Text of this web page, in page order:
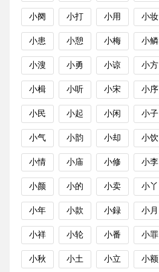
小阕 小打 小用 小妆
小患 小憩 小梅 小鳞
小溲 小勇 小谅 小方
小楫 小听 小宋 小序
小民 小起 小闲 小子
小气 小韵 小却 小饮
小情 小庙 小修 小李
小颜 小的 小卖 小丫
小年 小款 小録 小月
小祥 小轮 小番 小罪
小秋 小土 小立 小额